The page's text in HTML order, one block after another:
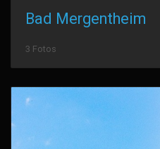
Bad Mergentheim
3 Fotos